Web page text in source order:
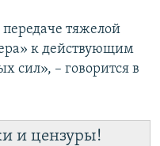
передаче тяжелой
к действующим
сил», – говорится в
и цензуры!